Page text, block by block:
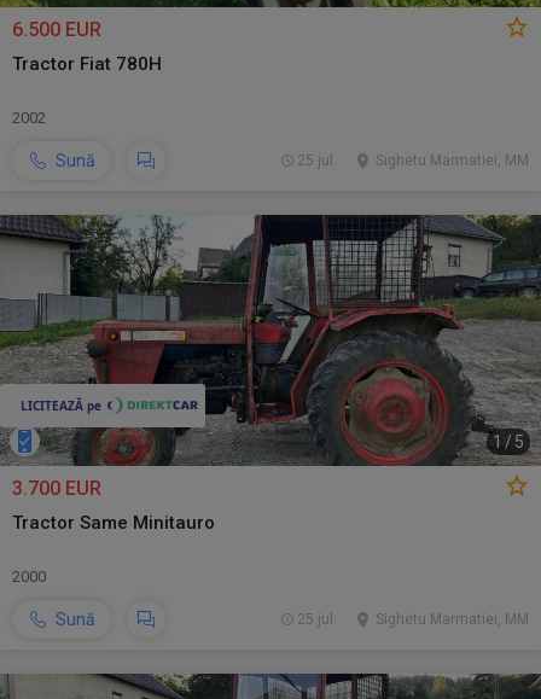
6.500 EUR
Tractor Fiat 780H
2002
Sună Sighetu Marmatiei, MM
25 jul.
1 /5
3.700 EUR
Tractor Same Minitauro
2000
Sună Sighetu Marmatiei, MM
25 jul.